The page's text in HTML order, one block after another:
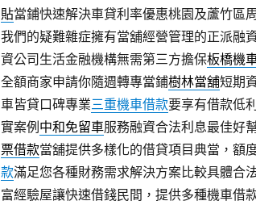
貼當鋪快速解決車貸利率優惠桃園及蘆竹區
我們的疑難雜症擁有當舖經營管理的正派融
資公司生活金融機構無需第三方擔保板橋機
全額商家申請你隨週轉專當鋪樹林當舖短期
車皆貸口碑專業三重機車借款要享有借款低
實案例 中和免留車服務融資合法利息最佳好
票借款當舖提供多樣化的借貸項目典當，額
款滿足您各種財務需求解決方案比較具體合
富經驗屋讓快速借錢民間，提供多種機車借